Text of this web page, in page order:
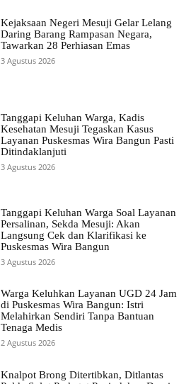
Kejaksaan Negeri Mesuji Gelar Lelang
Daring Barang Rampasan Negara,
Tawarkan 28 Perhiasan Emas
3 Agustus 2026
Tanggapi Keluhan Warga, Kadis
Kesehatan Mesuji Tegaskan Kasus
Layanan Puskesmas Wira Bangun Pasti
Ditindaklanjuti
3 Agustus 2026
Tanggapi Keluhan Warga Soal Layanan
Persalinan, Sekda Mesuji: Akan
Langsung Cek dan Klarifikasi ke
Puskesmas Wira Bangun
3 Agustus 2026
Warga Keluhkan Layanan UGD 24 Jam
di Puskesmas Wira Bangun: Istri
Melahirkan Sendiri Tanpa Bantuan
Tenaga Medis
2 Agustus 2026
Knalpot Brong Ditertibkan, Ditlantas